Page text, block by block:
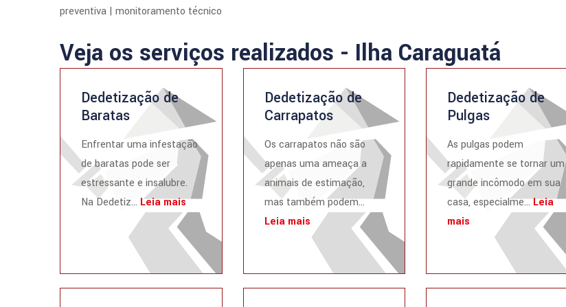
preventiva | monitoramento técnico
Veja os serviços realizados - Ilha Caraguatá
Dedetização de
Baratas
Enfrentar uma infestação
de baratas pode ser
estressante e insalubre.
Na Dedetiz... Leia mais
Dedetização de
Carrapatos
Os carrapatos não são
apenas uma ameaça a
animais de estimação,
mas também podem...
Leia mais
Dedetização de
Pulgas
As pulgas podem
rapidamente se tornar um
grande incômodo em sua
casa, especialme...Leia
mais